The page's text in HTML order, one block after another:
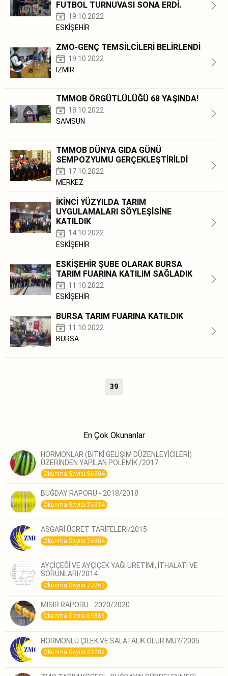
FUTBOL TURNUVASI SONA ERDİ.
19.10.2022
ESKİŞEHİR
ZMO-GENÇ TEMSİLCİLERİ BELİRLENDİ
19.10.2022
İZMİR
TMMOB ÖRGÜTLÜLÜĞÜ 68 YAŞINDA!
18.10.2022
SAMSUN
TMMOB DÜNYA GIDA GÜNÜ
SEMPOZYUMU GERÇEKLEŞTİRİLDİ
17.10.2022
MERKEZ
İKİNCİ YÜZYILDA TARIM
UYGULAMALARI SÖYLEŞİSİNE
KATILDIK
14.10.2022
ESKİŞEHİR
ESKİŞEHİR ŞUBE OLARAK BURSA
TARIM FUARINA KATILIM SAĞLADIK
11.10.2022
ESKİŞEHİR
BURSA TARIM FUARINA KATILDIK
11.10.2022
BURSA
39
En Çok Okunanlar
HORMONLAR (BİTKİ GELİŞİM DÜZENLEYİCİLERİ)
ÜZERİNDEN YAPILAN POLEMİK /2017
Okunma Sayısı:86304
BUĞDAY RAPORU - 2018/2018
Okunma Sayısı:76934
ASGARİ ÜCRET TARİFELERİ/2015
Okunma Sayısı:76884
AYÇİÇEĞİ VE AYÇİÇEK YAĞI ÜRETİMİ, İTHALATI VE
SORUNLARI/2014
Okunma Sayısı:73263
MISIR RAPORU - 2020/2020
Okunma Sayısı:69888
HORMONLU ÇİLEK VE SALATALIK OLUR MU?/2005
Okunma Sayısı:62282